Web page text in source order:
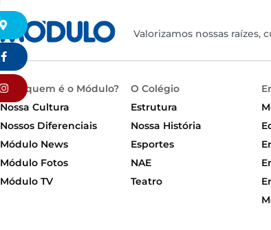
Valorizamos nossas raízes,
Para quem é o Módulo?
Nossa Cultura
Nossos Diferenciais
Módulo News
Módulo Fotos
Módulo TV
O Colégio
Estrutura
Nossa História
Esportes
NAE
Teatro